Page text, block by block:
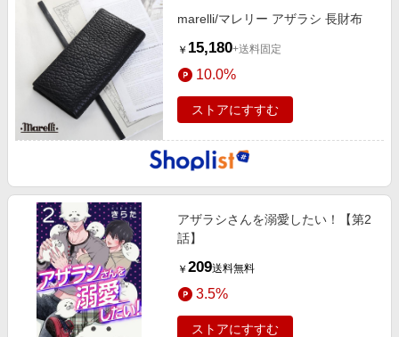
marelli/マレリー アザラシ 長財布
￥ 15,180+送料固定
10.0%
ストアにすすむ
アザラシさんを溺愛したい！【第2
話】
￥ 209送料無料
3.5%
ストアにすすむ